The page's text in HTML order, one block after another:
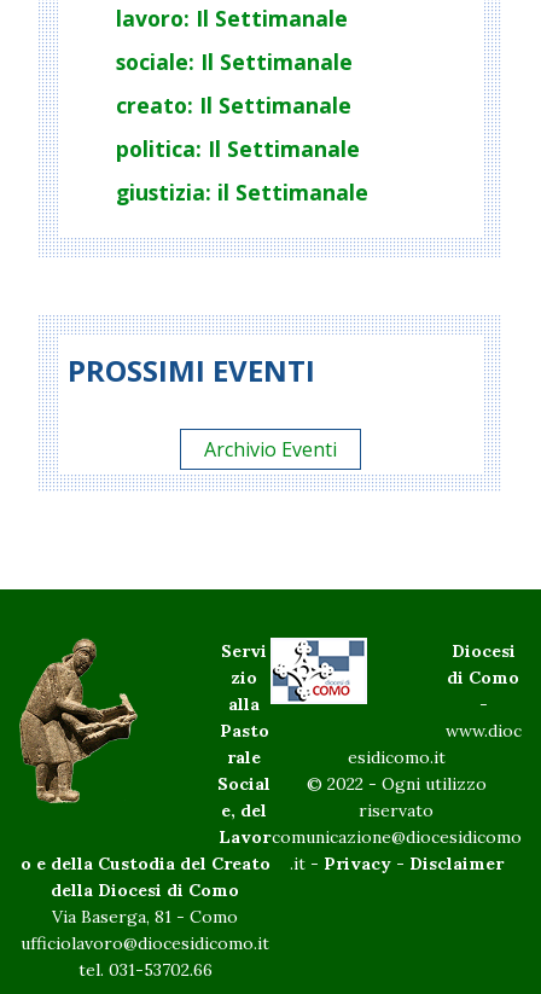
lavoro: Il Settimanale
sociale: Il Settimanale
creato: Il Settimanale
politica: Il Settimanale
giustizia: il Settimanale
PROSSIMI EVENTI
Archivio Eventi
Servi
zio
alla
Pasto
rale
Social
e, del
Lavor
o e della Custodia del Creato
della Diocesi di Como
Via Baserga, 81 - Como
ufficiolavoro@diocesidicomo.it
tel. 031-53702.66
Diocesi
di Como
-
www.dioc
esidicomo.it
© 2022 - Ogni utilizzo
riservato
comunicazione@diocesidicomo
.it - Privacy- Disclaimer